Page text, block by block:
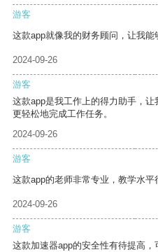
游客
这款app就像我的财务顾问，让我能
2024-09-26
游客
这款app是我工作上的得力助手，
更轻松地完成工作任务。
2024-09-26
游客
这款app的老师非常专业，教学水平
2024-09-26
游客
这款加速器app的安全性有待提高